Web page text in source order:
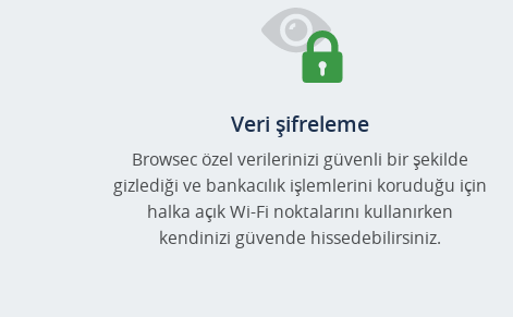
Veri şifreleme
Browsec özel verilerinizi güvenli bir şekilde
gizlediği ve bankacılık işlemlerini koruduğu için
halka açık Wi-Fi noktalarını kullanırken
kendinizi güvende hissedebilirsiniz.